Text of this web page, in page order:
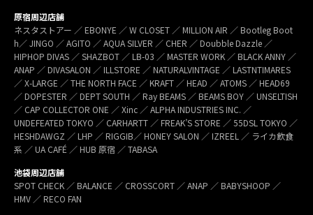
原宿周辺店舗
ネスタストアー ／ EBONYE ／ W CLOSET ／ MILLION AIR ／ Bootleg Boot
h／ JINGO ／ AGITO ／ AQUA SILVER ／ CHER ／ Doubble Dazzle ／
HIPHOP DIVAS ／ SHAZBOT ／ LB-03 ／ MASTER WORK ／ BLACK ANNY ／
ANAP ／ DIVASALON ／ ILLSTORE ／ NATURALVINTAGE ／ LASTNTIMARES
／ X-LARGE ／ THE NORTH FACE ／ KRAFT ／ HEAD ／ ATOMS ／ HEAD69
／ DOPESTER ／ DEPT SOUTH ／ Ray BEAMS ／ BEAMS BOY ／ UNSELTISH
／ CAP COLLECTOR ONE ／ Xinc ／ ALPHA INDUSTRIES INC. ／
UNDEFEATED TOKYO ／ CARHARTT ／ FREAK’S STORE ／ 55DSL TOKYO ／
HESHDAWGZ ／ LHP ／ RIGGIB／ HONEY SALON ／ IZREEL ／ ライカ飲食
系 ／ UA CAFÉ ／ HUB 原宿 ／ TABASA
池袋周辺店舗
SPOT CHECK ／ BALANCE ／ CROSSCORT ／ ANAP ／ BABYSHOOP ／
HMV ／ RECO FAN